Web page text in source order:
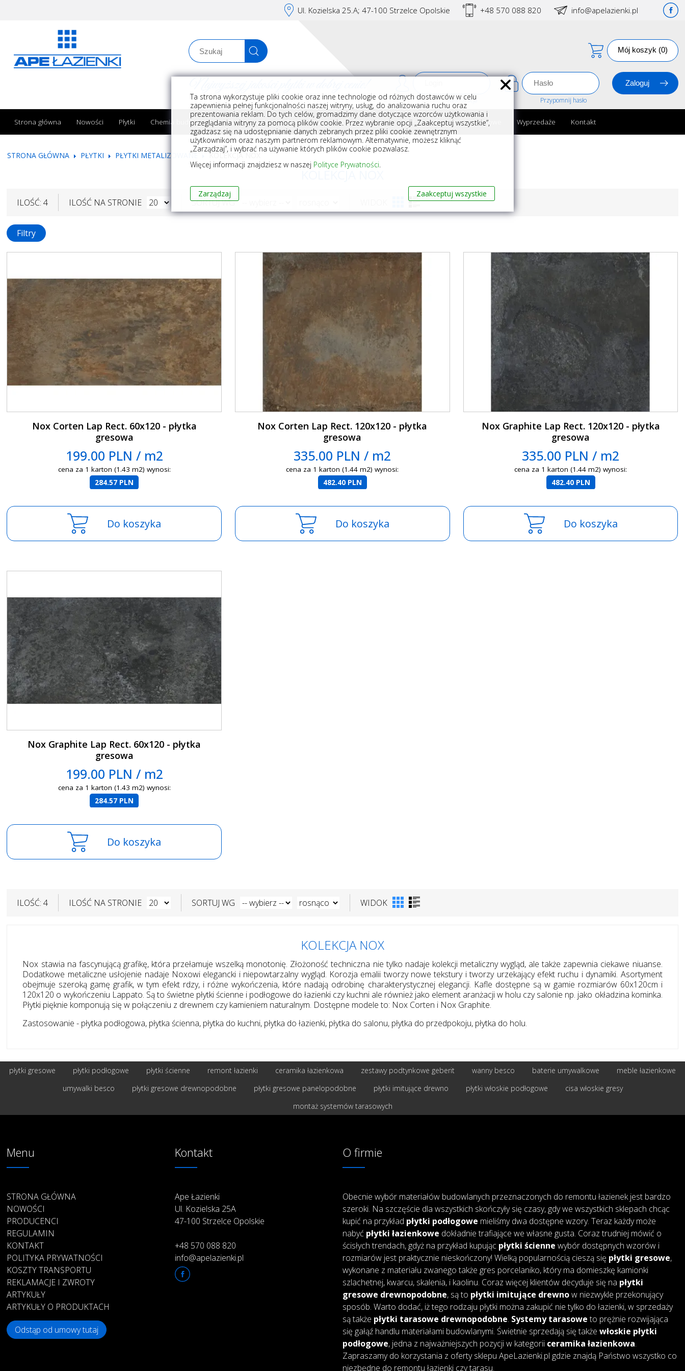
Ul. Kozielska 25.A; 47-100 Strzelce Opolskie +48 570 088 820 info@apelazienki.pl
Mój koszyk (0)
Rejestracja Przypomnij hasło
Strona główna Nowości Płytki Chemia budowlana Akcesoria do układania płytek Wyposażenie Armatura i akcesoria łazienkowe Wyprzedaże Kontakt
STRONA GŁÓWNA PŁYTKI PŁYTKI METALIZOWANE KOLEKCJA NOX
KOLEKCJA NOX
ILOŚĆ: 4 ILOŚĆ NA STRONIE SORTUJ WG
Filtry
Nox Corten Lap Rect. 60x120 - płytka
gresowa
199.00 PLN / m2
cena za 1 karton (1.43 m2) wynosi:
284.57 PLN
Do koszyka
Nox Corten Lap Rect. 120x120 - płytka
gresowa
335.00 PLN / m2
cena za 1 karton (1.44 m2) wynosi:
482.40 PLN
Do koszyka
Nox Graphite Lap Rect. 120x120 - płytka
gresowa
335.00 PLN / m2
cena za 1 karton (1.44 m2) wynosi:
482.40 PLN
Do koszyka
Nox Graphite Lap Rect. 60x120 - płytka
gresowa
199.00 PLN / m2
cena za 1 karton (1.43 m2) wynosi:
284.57 PLN
Do koszyka
ILOŚĆ: 4 ILOŚĆ NA STRONIE SORTUJ WG WIDOK
KOLEKCJA NOX
Nox stawia na fascynującą grafikę, która przełamuje wszelką monotonię. Złożoność techniczna nie tylko nadaje kolekcji metaliczny wygląd, ale także zapewnia ciekawe niuanse.
Dodatkowe metaliczne usłojenie nadaje Noxowi elegancki i niepowtarzalny wygląd. Korozja emalii tworzy nowe tekstury i tworzy urzekający efekt ruchu i dynamiki. Asortyment
obejmuje szeroką gamę grafik, w tym efekt rdzy, i różne wykończenia, które nadają odrobinę charakterystycznej elegancji. Kafle dostępne są w gamie rozmiarów 60x120cm i
120x120 o wykończeniu Lappato. Są to świetne płytki ścienne i podłogowe do łazienki czy kuchni ale również jako element aranżacji w holu czy salonie np. jako okładzina kominka.
Płytki pięknie komponują się w połączeniu z drewnem czy kamieniem naturalnym. Dostępne modele to: Nox Corten i Nox Graphite.
Zastosowanie - płytka podłogowa, płytka ścienna, płytka do kuchni, płytka do łazienki, płytka do salonu, płytka do przedpokoju, płytka do holu.
płytki gresowe płytki podłogowe płytki ścienne remont łazienki ceramika łazienkowa zestawy podtynkowe geberit wanny besco baterie umywalkowe
meble łazienkowe
umywalki besco
płytki gresowe drewnopodobne płytki gresowe panelopodobne płytki imitujące drewno płytki włoskie podłogowe
cisa włoskie gresy
montaż systemów tarasowych
Menu
STRONA GŁÓWNA
NOWOŚCI
PRODUCENCI
REGULAMIN
KONTAKT
POLITYKA PRYWATNOŚCI
KOSZTY TRANSPORTU
REKLAMACJE I ZWROTY
ARTYKUŁY
ARTYKUŁY O PRODUKTACH
Odstąp od umowy tutaj
Kontakt
Ape Łazienki
Ul. Kozielska 25A
47-100 Strzelce Opolskie
+48 570 088 820
info@apelazienki.pl
O firmie
Obecnie wybór materiałów budowlanych przeznaczonych do remontu łazienek jest bardzo
szeroki. Na szczęście dla wszystkich skończyły się czasy, gdy we wszystkich sklepach chcąc
kupić na przykład płytki podłogowe mieliśmy dwa dostępne wzory. Teraz każdy może
nabyć płytki łazienkowe dokładnie trafiające we własne gusta. Coraz trudniej mówić o
ścisłych trendach, gdyż na przykład kupując płytki ścienne wybór dostępnych wzorów i
rozmiarów jest praktycznie nieskończony! Wielką popularnością cieszą się płytki gresowe,
wykonane z materiału zwanego także gres porcelaniko, który ma domieszkę kamionki
szlachetnej, kwarcu, skalenia, i kaolinu. Coraz więcej klientów decyduje się na płytki
gresowe drewnopodobne, są to płytki imitujące drewnow niezwykle przekonujący
sposób. Warto dodać, iż tego rodzaju płytki można zakupić nie tylko do łazienki, w sprzedaży
są także płytki tarasowe drewnopodobne. Systemy tarasoweto prężnie rozwijająca
się gałąź handlu materiałami budowlanymi. Świetnie sprzedają się także włoskie płytki
podłogowe, jedna z najważniejszych pozycji w kategorii ceramika łazienkowa.
Zapraszamy do korzystania z oferty sklepu ApeLazienki.pl gdzie znajdą Państwo wszystko co
niezbędne do remontu łazienki czy tarasu.
Ta strona wykorzystuje pliki cookie oraz inne technologie od różnych dostawców w celu
zapewnienia pełnej funkcjonalności naszej witryny, usług, do analizowania ruchu oraz
prezentowania reklam. Do tych celów, gromadzimy dane dotyczące wzorców użytkowania i
przeglądania witryny za pomocą plików cookie. Przez wybranie opcji „Zaakceptuj wszystkie”,
zgadzasz się na udostępnianie danych zebranych przez pliki cookie zewnętrznym
użytkownikom oraz naszym partnerom reklamowym. Alternatywnie, możesz kliknąć
„Zarządzaj”, i wybrać na używanie których plików cookie pozwalasz.
Więcej informacji znajdziesz w naszej Polityce Prywatności.
Zarządzaj Zaakceptuj wszystkie